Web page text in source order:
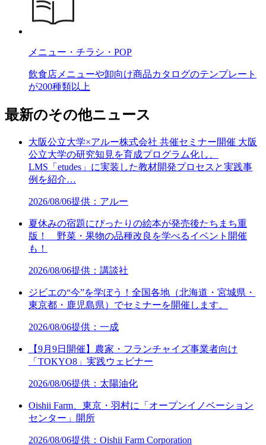
メニュー・チラシ・POP
飲食店メニューや卸向け商品カタログのテンプレート
が200種類以上
最新のその他ニュース
大阪公立大学×アルー株式会社 共催セミナー開催 大阪
公立大学の研究知見を育成プログラム化し、
LMS「etudes」に実装した教材開発プロセスと実践事
例を紹介…
2026/08/06提供：アルー
夏休みの宿題にぴったりの絵本が発売後たちまち重
版！ 野菜・果物の品種改良を学べるイベント開催
も！
2026/08/06提供：講談社
ジビエの“今”を学ぼう！全国各地（北海道・宮城県・
東京都・鹿児島県）でセミナーを開催します。
2026/08/06提供：一成
【9月9日開催】農家・フランチャイズ事業者向け
「TOKYO8」実践ウェビナー
2026/08/06提供：太陽油化
Oishii Farm、東京・羽村に「オープンイノベーション
センター」開所
2026/08/06提供：Oishii Farm Corporation